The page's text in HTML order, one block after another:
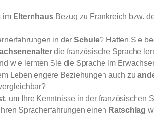
im ElternhausBezug zu Frankreich bzw.
in der Schule? Hatten Sie
die französische Sprache
wie lernten Sie die Sprache im
Leben engere Beziehungen auch zu
, um Ihre Kenntnisse in der französischen
Spracherfahrungen einen Ratschlag